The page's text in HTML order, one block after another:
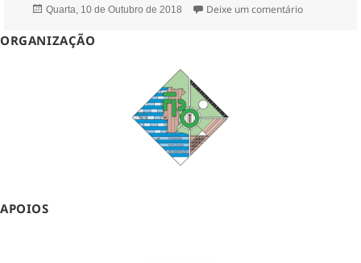
Publicado
Quarta, 10 de Outubro de 2018 Deixe um comentáriosobre CLR
ORGANIZAÇÃO
APOIOS